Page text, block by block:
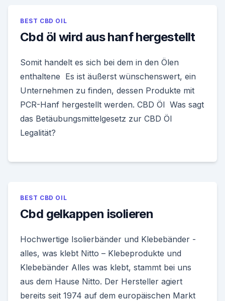
BEST CBD OIL
Cbd öl wird aus hanf hergestellt
Somit handelt es sich bei dem in den Ölen
enthaltene Es ist äußerst wünschenswert, ein
Unternehmen zu finden, dessen Produkte mit
PCR-Hanf hergestellt werden. CBD Öl Was sagt
das Betäubungsmittelgesetz zur CBD Öl
Legalität?
BEST CBD OIL
Cbd gelkappen isolieren
Hochwertige Isolierbänder und Klebebänder -
alles, was klebt Nitto – Klebeprodukte und
Klebebänder Alles was klebt, stammt bei uns
aus dem Hause Nitto. Der Hersteller agiert
bereits seit 1974 auf dem europäischen Markt